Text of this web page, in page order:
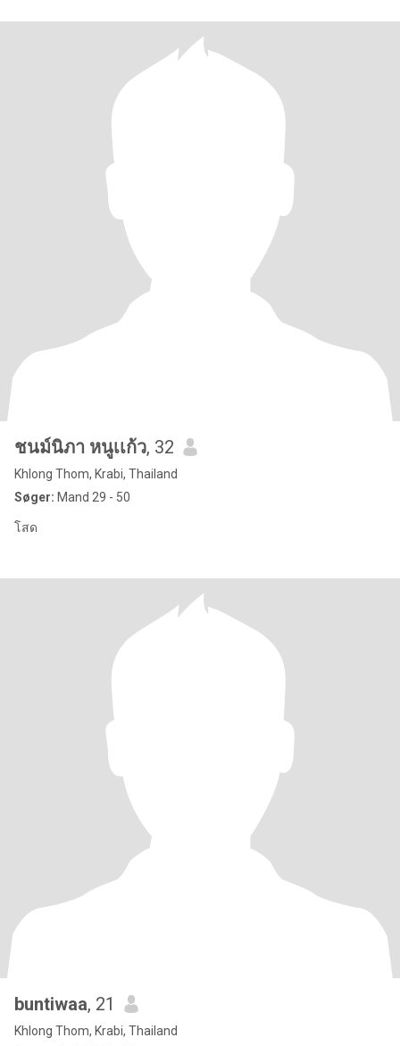
ชนม์นิภา หนูเเก้ว, 32
Khlong Thom, Krabi, Thailand
Søger: Mand 29 - 50
โสด
buntiwaa, 21
Khlong Thom, Krabi, Thailand